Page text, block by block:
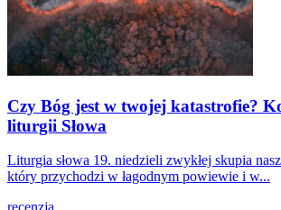
Czy Bóg jest w twojej katastrofie?
liturgii Słowa
Liturgia słowa 19. niedzieli zwykłej skupia
który przychodzi w łagodnym powiewie i w...